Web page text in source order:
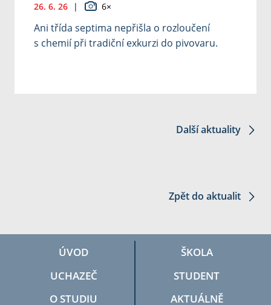
26. 6. 26 | 6×
Ani třída septima nepřišla o rozloučení
s chemií při tradiční exkurzi do pivovaru.
Další aktuality
Zpět do aktualit
ÚVOD
ŠKOLA
UCHAZEČ
STUDENT
O STUDIU
AKTUÁLNĚ